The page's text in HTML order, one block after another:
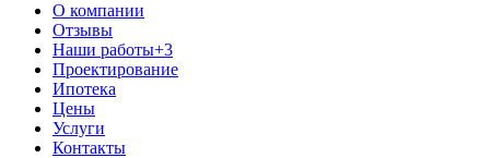
О компании
Отзывы
Наши работы+3
Проектирование
Ипотека
Цены
Услуги
Контакты